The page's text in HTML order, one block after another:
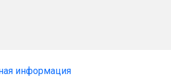
информация